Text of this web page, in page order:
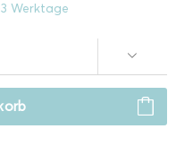
Werktage